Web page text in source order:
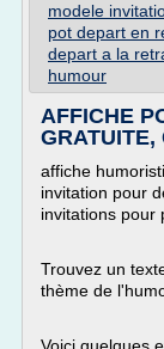
modele
pot depart en
depart a la
humour
AFFICHE
affiche
invitation pour
invitations pour
Trouvez un
thème de